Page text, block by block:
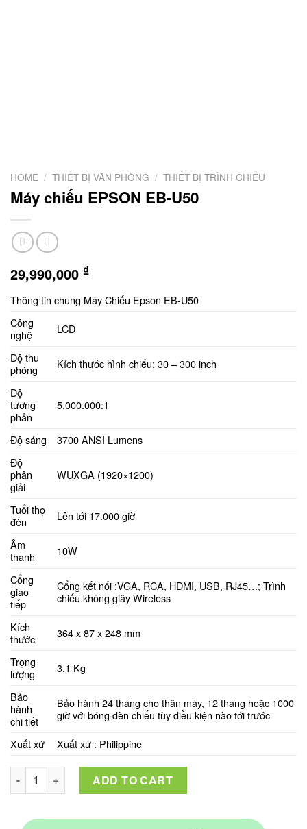
HOME / THIẾT BỊ VĂN PHÒNG / THIẾT BỊ TRÌNH CHIẾU
Máy chiếu EPSON EB-U50
29,990,000 ₫
Thông tin chung Máy Chiếu Epson EB-U50
Công
nghệ
LCD
Độ thu
phóng
Kích thước hình chiếu: 30 – 300 inch
Độ
tương
phản
5.000.000:1
Độ sáng
3700 ANSI Lumens
Độ
phân
giải
WUXGA (1920×1200)
Tuổi thọ
đèn
Lên tới 17.000 giờ
Âm
thanh
10W
Cổng
giao
tiếp
Cổng kết nối :VGA, RCA, HDMI, USB, RJ45…; Trình
chiếu không giây Wireless
Kích
thước
364 x 87 x 248 mm
Trọng
lượng
3,1 Kg
Bảo
hành
chi tiết
Bảo hành 24 tháng cho thân máy, 12 tháng hoặc 1000
giờ với bóng đèn chiếu tùy điều kiện nào tới trước
Xuất xứ
Xuất xứ : Philippine
Máy chiếu EPSON EB-U50 quantity
ADD TO CART